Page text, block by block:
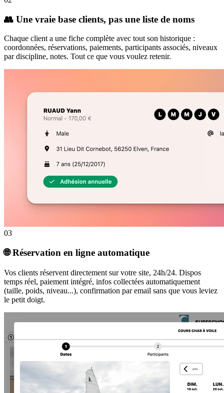
👥 Une vraie base clients, pas une liste de noms
Chaque client a une fiche complète avec tout son historique :
coordonnées, réservations, paiements, participants associés, niveaux
par discipline, notes. Tout ce que vous voulez retenir.
03
🌐 Réservation en ligne automatique
Vos clients réservent directement sur votre site, 24h/24. Dispos
temps réel, paiement intégré, infos collectées automatiquement
(taille, poids, niveau...), confirmation par email sans que vous leviez
le petit doigt.